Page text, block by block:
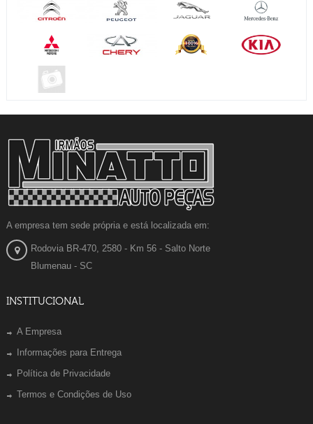
A empresa tem sede própria e está localizada em:
Rodovia BR-470, 2580 - Km 56 - Salto Norte
Blumenau - SC
INSTITUCIONAL
A Empresa
Informações para Entrega
Política de Privacidade
Termos e Condições de Uso